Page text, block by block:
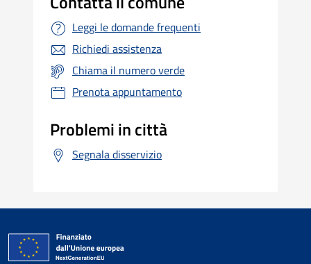
Leggi le domande frequenti
Richiedi assistenza
Chiama il numero verde
Prenota appuntamento
Problemi in città
Segnala disservizio